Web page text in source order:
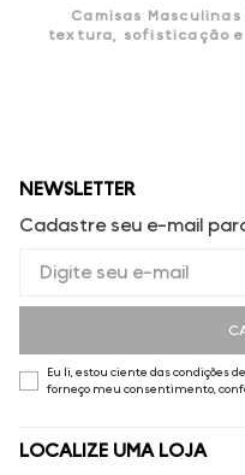
Camisas
textura, sofisticação
NEWSLETTER
Cadastre seu e-mail
Eu li, estou ciente das condições
forneço meu consentimento,
LOCALIZE UMA LOJA